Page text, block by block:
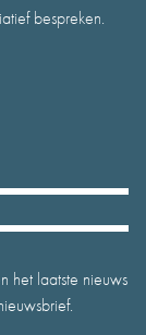
bespreken.
het laatste nieuws